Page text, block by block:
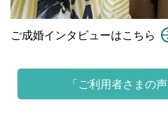
ご成婚インタビューはこちら
「ご利用者さまの